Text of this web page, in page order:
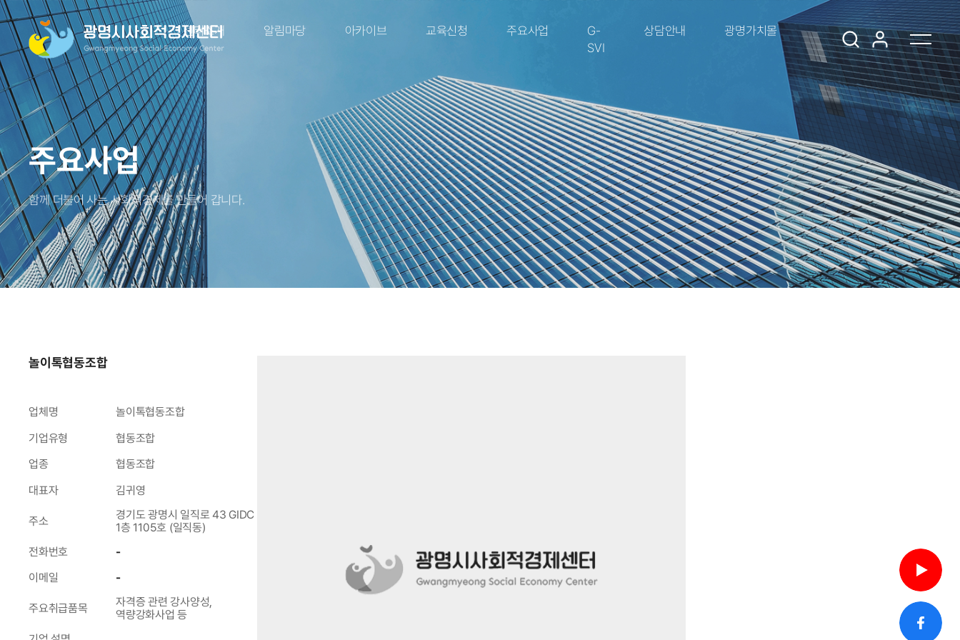
센터소개 알림마당 아카이브 교육신청 주요사업
G-
SVI
상담안내 광명가치몰
주요사업
함께 더불어 사는 사회적경제를 만들어 갑니다.
놀이톡협동조합
업체명
놀이톡협동조합
기업유형
협동조합
업종
협동조합
대표자
김귀영
주소
경기도 광명시 일직로 43 GIDC
1층 1105호 (일직동)
전화번호
-
이메일
-
주요취급품목
자격증 관련 강사양성,
역량강화사업 등